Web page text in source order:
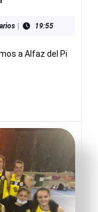
6-
FRABIMODUL
19:55
a Alfaz del Pi